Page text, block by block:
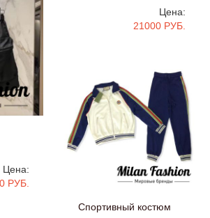
Цена:
21000 РУБ.
Цена:
РУБ.
Спортивный костюм